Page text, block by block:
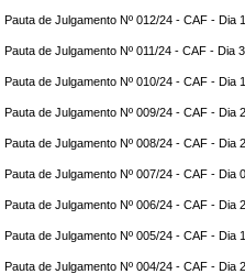
Pauta de Julgamento Nº 012/24 - CAF - Dia
Pauta de Julgamento Nº 011/24 - CAF - Dia
Pauta de Julgamento Nº 010/24 - CAF - Dia
Pauta de Julgamento Nº 009/24 - CAF - Dia
Pauta de Julgamento Nº 008/24 - CAF - Dia
Pauta de Julgamento Nº 007/24 - CAF - Dia
Pauta de Julgamento Nº 006/24 - CAF - Dia
Pauta de Julgamento Nº 005/24 - CAF - Dia
Pauta de Julgamento Nº 004/24 - CAF - Dia